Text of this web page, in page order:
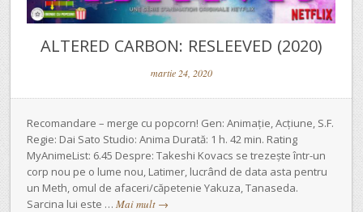
ALTERED CARBON: RESLEEVED (2020)
martie 24, 2020
Recomandare – merge cu popcorn! Gen: Animație, Acțiune, S.F.
Regie: Dai Sato Studio: Anima Durată: 1 h. 42 min. Rating
MyAnimeList: 6.45 Despre: Takeshi Kovacs se trezește într-un
corp nou pe o lume nou, Latimer, lucrând de data asta pentru
un Meth, omul de afaceri/căpetenie Yakuza, Tanaseda.
Sarcina lui este … Mai mult →